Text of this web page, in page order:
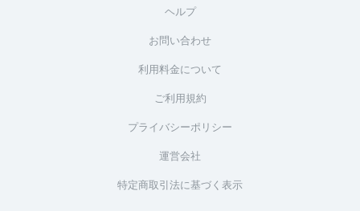
ヘルプ
お問い合わせ
利用料金について
ご利用規約
プライバシーポリシー
運営会社
特定商取引法に基づく表示